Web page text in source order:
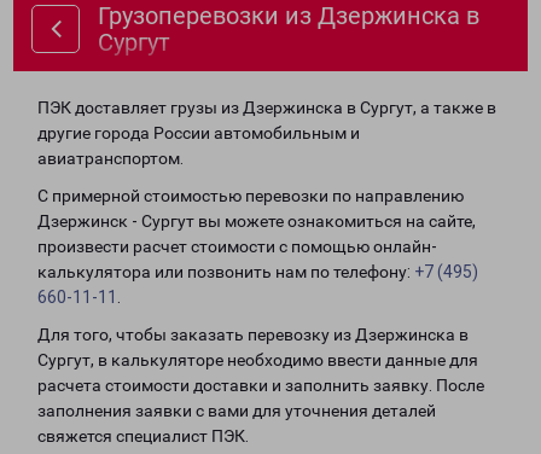
Грузоперевозки из Дзержинска в
Сургут
ПЭК доставляет грузы из Дзержинска в Сургут, а также в
другие города России автомобильным и
авиатранспортом.
С примерной стоимостью перевозки по направлению
Дзержинск - Сургут вы можете ознакомиться на сайте,
произвести расчет стоимости с помощью онлайн-
калькулятора или позвонить нам по телефону: +7 (495)
660-11-11
Для того, чтобы заказать перевозку из Дзержинска в
Сургут, в калькуляторе необходимо ввести данные для
расчета стоимости доставки и заполнить заявку. После
заполнения заявки с вами для уточнения деталей
свяжется специалист ПЭК.